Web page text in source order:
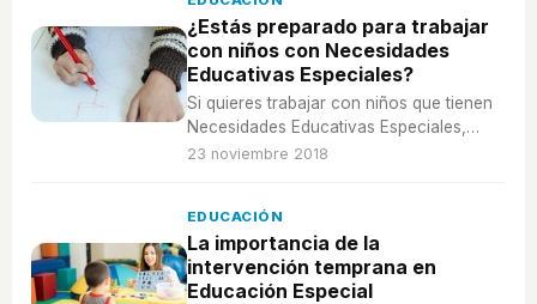
¿Estás preparado para trabajar
con niños con Necesidades
Educativas Especiales?
Si quieres trabajar con niños que tienen
Necesidades Educativas Especiales,
debes saber esto.
23 noviembre 2018
EDUCACIÓN
La importancia de la
intervención temprana en
Educación Especial